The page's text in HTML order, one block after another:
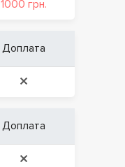
1000 грн.
Доплата
Доплата